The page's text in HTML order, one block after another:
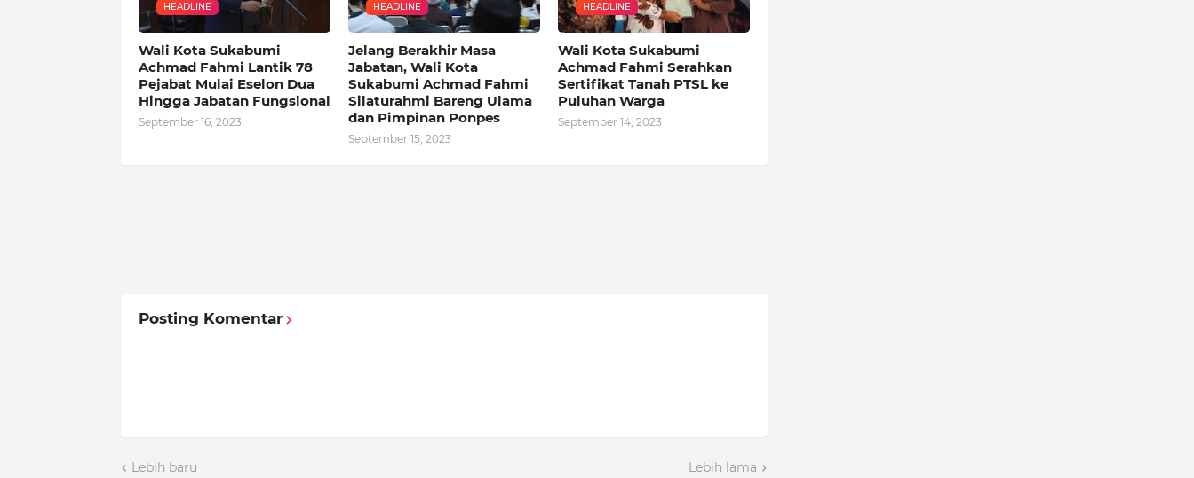
HEADLINE
Wali Kota Sukabumi
Achmad Fahmi Lantik 78
Pejabat Mulai Eselon Dua
Hingga Jabatan Fungsional
September 16, 2023
HEADLINE
Jelang Berakhir Masa
Jabatan, Wali Kota
Sukabumi Achmad Fahmi
Silaturahmi Bareng Ulama
dan Pimpinan Ponpes
September 15, 2023
HEADLINE
Wali Kota Sukabumi
Achmad Fahmi Serahkan
Sertifikat Tanah PTSL ke
Puluhan Warga
September 14, 2023
Posting Komentar
Lebih baru Lebih lama